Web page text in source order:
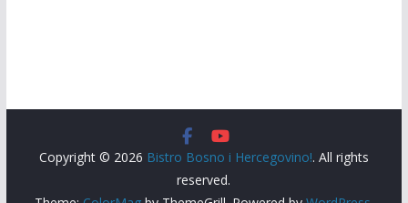
Copyright © 2026 Bistro Bosno i Hercegovino!. All rights
reserved.